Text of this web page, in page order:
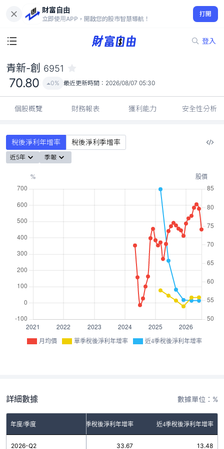
財富自由
立即使用APP，開啟您的股市智慧導航！
打開
登入
70.80
0%
青新-創 6951
70.80 0% 最近更新時間： 2026/08/07 05:30
個股概覽 財務報表 獲利能力 安全性分析
稅後淨利年增率 稅後淨利季增率
近5年 季報
月均價 單季稅後淨利年增率 近4季稅後淨利年增率
詳細數據 數據單位：%
年度/季度 單季稅後淨利年增率 近4季稅後淨利年增率
2026-Q2 33.67 13.48